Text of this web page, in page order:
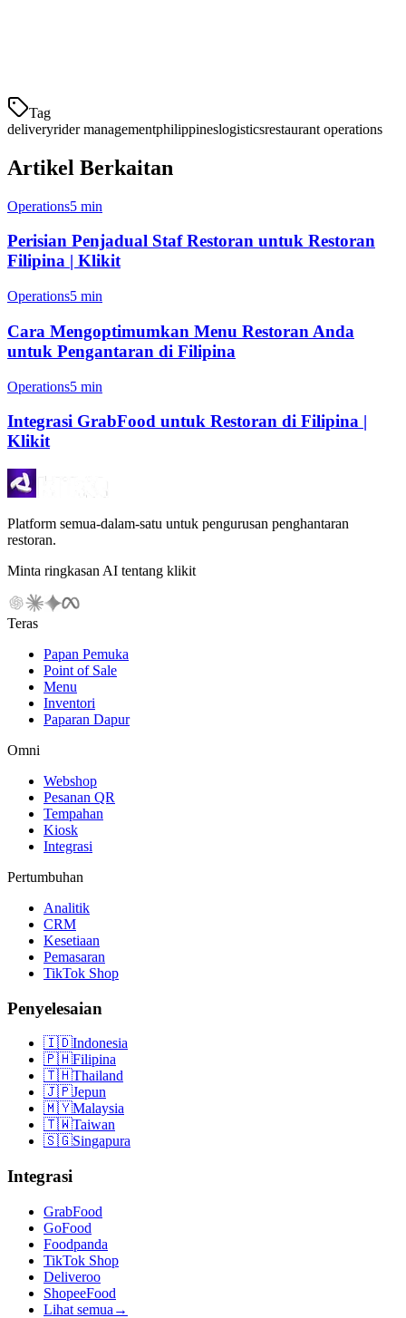
Tag
deliveryrider managementphilippineslogisticsrestaurant operations
Artikel Berkaitan
Operations5 min
Perisian Penjadual Staf Restoran untuk Restoran
Filipina | Klikit
Operations5 min
Cara Mengoptimumkan Menu Restoran Anda
untuk Pengantaran di Filipina
Operations5 min
Integrasi GrabFood untuk Restoran di Filipina |
Klikit
Platform semua-dalam-satu untuk pengurusan penghantaran
restoran.
Minta ringkasan AI tentang klikit
Teras
Papan Pemuka
Point of Sale
Menu
Inventori
Paparan Dapur
Omni
Webshop
Pesanan QR
Tempahan
Kiosk
Integrasi
Pertumbuhan
Analitik
CRM
Kesetiaan
Pemasaran
TikTok Shop
Penyelesaian
🇮🇩Indonesia
🇵🇭Filipina
🇹🇭Thailand
🇯🇵Jepun
🇲🇾Malaysia
🇹🇼Taiwan
🇸🇬Singapura
Integrasi
GrabFood
GoFood
Foodpanda
TikTok Shop
Deliveroo
ShopeeFood
Lihat semua →